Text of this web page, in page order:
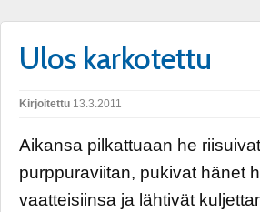
Ulos karkotettu
Kirjoitettu 13.3.2011
Aikansa pilkattuaan he
purppuraviitan, pukivat hänet
vaatteisiinsa ja lähtivät